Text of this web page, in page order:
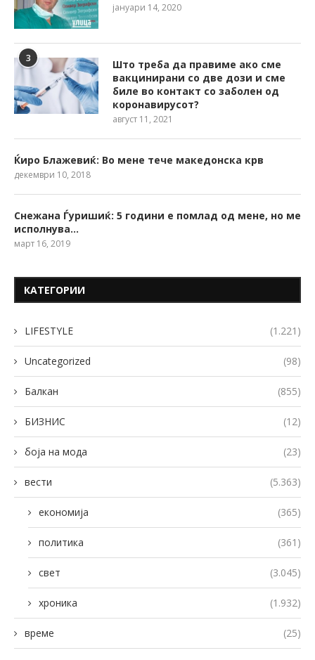
јануари 14, 2020
3
Што треба да правиме ако сме
вакцинирани со две дози и сме
биле во контакт со заболен од
коронавирусот?
август 11, 2021
Ќиро Блажевиќ: Во мене тече македонска крв
декември 10, 2018
Снежана Ѓуришиќ: 5 години е помлад од мене, но ме
исполнува…
март 16, 2019
КАТЕГОРИИ
LIFESTYLE (1.221)
Uncategorized (98)
Балкан (855)
БИЗНИС (12)
боја на мода (23)
вести (5.363)
економија (365)
политика (361)
свет (3.045)
хроника (1.932)
време (25)